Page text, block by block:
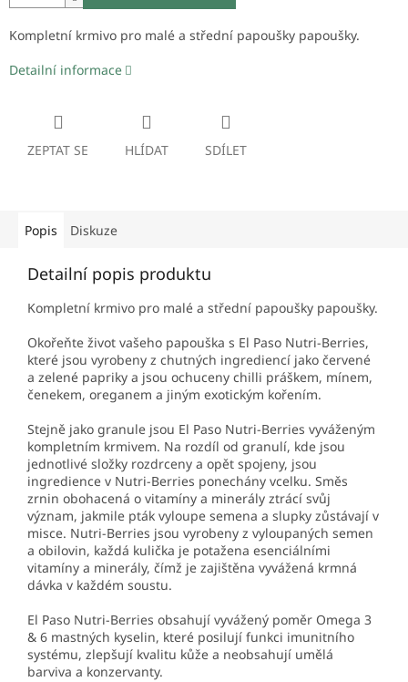
Kompletní krmivo pro malé a střední papoušky papoušky.
Detailní informace
ZEPTAT SE HLÍDAT SDÍLET
Popis Diskuze
Detailní popis produktu
Kompletní krmivo pro malé a střední papoušky papoušky.
Okořeňte život vašeho papouška s El Paso Nutri-Berries,
které jsou vyrobeny z chutných ingrediencí jako červené
a zelené papriky a jsou ochuceny chilli práškem, mínem,
čenekem, oreganem a jiným exotickým kořením.
Stejně jako granule jsou El Paso Nutri-Berries vyváženým
kompletním krmivem. Na rozdíl od granulí, kde jsou
jednotlivé složky rozdrceny a opět spojeny, jsou
ingredience v Nutri-Berries ponechány vcelku. Směs
zrnin obohacená o vitamíny a minerály ztrácí svůj
význam, jakmile pták vyloupe semena a slupky zůstávají v
misce. Nutri-Berries jsou vyrobeny z vyloupaných semen
a obilovin, každá kulička je potažena esenciálními
vitamíny a minerály, čímž je zajištěna vyvážená krmná
dávka v každém soustu.
El Paso Nutri-Berries obsahují vyvážený poměr Omega 3
& 6 mastných kyselin, které posilují funkci imunitního
systému, zlepšují kvalitu kůže a neobsahují umělá
barviva a konzervanty.